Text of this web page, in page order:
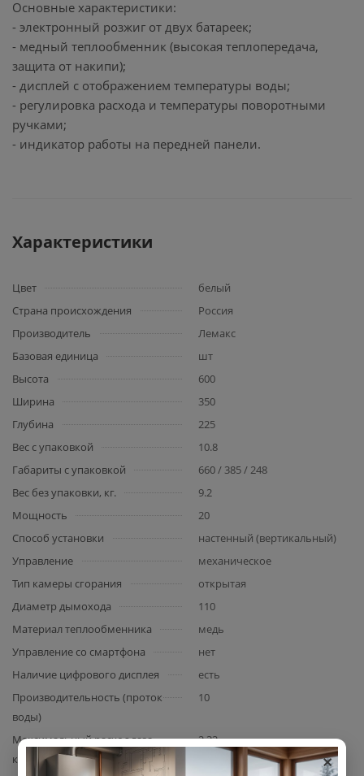
Основные характеристики:
- электронный розжиг от двух батареек;
- медный теплообменник (высокая теплопередача,
защита от накипи);
- дисплей с отображением температуры воды;
- регулировка расхода и температуры поворотными
ручками;
- индикатор работы на передней панели.
Характеристики
Цвет
белый
Страна происхождения
Россия
Производитель
Лемакс
Базовая единица
шт
Высота
600
Ширина
350
Глубина
225
Вес с упаковкой
10.8
Габариты с упаковкой
660 / 385 / 248
Вес без упаковки, кг.
9.2
Мощность
20
Способ установки
настенный (вертикальный)
Управление
механическое
Тип камеры сгорания
открытая
Диаметр дымохода
110
Материал теплообменника
медь
Управление со смартфона
нет
Наличие цифрового дисплея
есть
Производительность (проток
воды)
10
Максимальный расход газа,
куб.м/ч
2.32
×